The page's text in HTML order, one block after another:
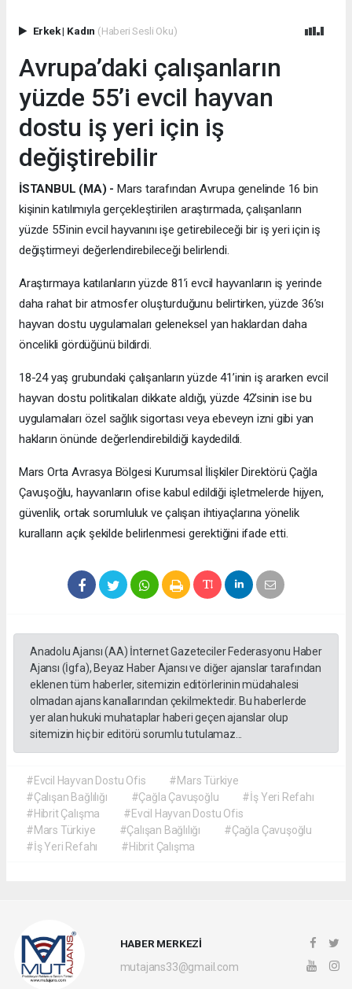
Erkek| Kadın (Haberi Sesli Oku)
Avrupa’daki çalışanların
yüzde 55’i evcil hayvan
dostu iş yeri için iş
değiştirebilir
İSTANBUL (MA) - Mars tarafından Avrupa genelinde 16 bin
kişinin katılımıyla gerçekleştirilen araştırmada, çalışanların
yüzde 55’inin evcil hayvanını işe getirebileceği bir iş yeri için iş
değiştirmeyi değerlendirebileceği belirlendi.
Araştırmaya katılanların yüzde 81’i evcil hayvanların iş yerinde
daha rahat bir atmosfer oluşturduğunu belirtirken, yüzde 36’sı
hayvan dostu uygulamaları geleneksel yan haklardan daha
öncelikli gördüğünü bildirdi.
18-24 yaş grubundaki çalışanların yüzde 41’inin iş ararken evcil
hayvan dostu politikaları dikkate aldığı, yüzde 42’sinin ise bu
uygulamaları özel sağlık sigortası veya ebeveyn izni gibi yan
hakların önünde değerlendirebildiği kaydedildi.
Mars Orta Avrasya Bölgesi Kurumsal İlişkiler Direktörü Çağla
Çavuşoğlu, hayvanların ofise kabul edildiği işletmelerde hijyen,
güvenlik, ortak sorumluluk ve çalışan ihtiyaçlarına yönelik
kuralların açık şekilde belirlenmesi gerektiğini ifade etti.
Anadolu Ajansı (AA) İnternet Gazeteciler Federasyonu Haber
Ajansı (İgfa), Beyaz Haber Ajansı ve diğer ajanslar tarafından
eklenen tüm haberler, sitemizin editörlerinin müdahalesi
olmadan ajans kanallarından çekilmektedir. Bu haberlerde
yer alan hukuki muhataplar haberi geçen ajanslar olup
sitemizin hiç bir editörü sorumlu tutulamaz...
#Evcil Hayvan Dostu Ofis
#Mars Türkiye
#Çalışan Bağlılığı
#Çağla Çavuşoğlu
#İş Yeri Refahı
#Hibrit Çalışma
#Evcil Hayvan Dostu Ofis
#Mars Türkiye
#Çalışan Bağlılığı
#Çağla Çavuşoğlu
#İş Yeri Refahı
#Hibrit Çalışma
HABER MERKEZİ
mutajans33@gmail.com